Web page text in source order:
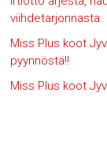
viihdetarjonnasta.
Miss Plus koot
pyynnöstä!!
Miss Plus koot